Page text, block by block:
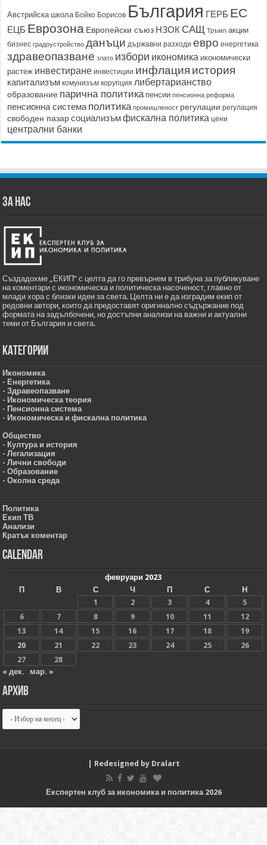
Австрийска школа Бойко Борисов България ГЕРБ ЕС
ЕЦБ Еврозона Европейски съюз НЗОК САЩ Тръмп акции
бизнес градоустройство данъци държавни разходи евро енергетика
здравеопазване злато избори икономика икономически
растеж инвестиране инвестиции инфлация история
капитализъм комунизъм корупция либертарианство
образование парична политика пенсии пенсионна реформа
пенсионна система политика промишленост регулации регулация
свободен пазар социализъмфискална политика цени
централни банки
ЗА НАС
Създадохме „ЕКИП” с целта да го превърнем в трибуна за публикуване
на коментари с икономическа и политическа насоченост, главно от
млади хора с близки идеи за света. Целта ни е да изградим екип от
редовни автори, които да предоставят оригинално съдържание под
формата на задълбочени, но достъпни анализи на важни и актуални
теми от България и света.
Категории
Икономика
- Енергетика
- Здравеопазване
- Икономическа теория
- Пенсионна система
- Икономическа и фискална политика
Общество
- Култура и история
- Легализация
- Лични свободи
- Образование
- Околна среда
Политика
Екип ТВ
Анализи
Кратък коментар
Calendar
февруари 2023
П
В С Ч П С
Н
1
2 3 4
5
6
7 8 9 10 11
12
13
14 15 16 17 18
19
20
21 22 23 24 25
26
27
28
« дек.
мар. »
Архив
Архив
| Redesigned by Dralart
Експертен клуб за икономика и политика 2026